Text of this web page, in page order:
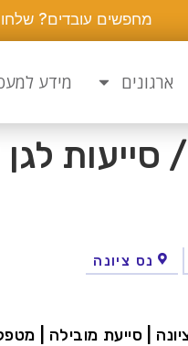
מחפשים עובדים?
ארגונים מידע
לגן
נס ציונה
| סייעת מובילה |